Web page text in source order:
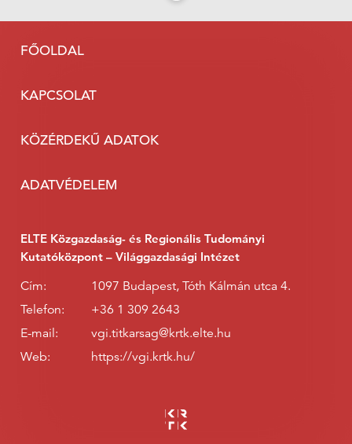
FŐOLDAL
KAPCSOLAT
KÖZÉRDEKŰ ADATOK
ADATVÉDELEM
ELTE Közgazdaság- és Regionális Tudományi
Kutatóközpont – Világgazdasági Intézet
Cím:
1097 Budapest, Tóth Kálmán utca 4.
Telefon:
+36 1 309 2643
E-mail:
vgi.titkarsag@krtk.elte.hu
Web:
https://vgi.krtk.hu/